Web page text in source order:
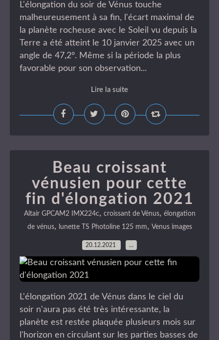
L'élongation du soir de Vénus touche
malheureusement à sa fin, l'écart maximal de
la planète rocheuse avec le Soleil vu depuis la
Terre a été atteint le 10 janvier 2025 avec un
angle de 47,2°. Même si la période la plus
favorable pour son observation...
Lire la suite
Beau croissant
vénusien pour cette
fin d'élongation 2021
Altair GPCAM2 IMX224c, croissant de Vénus, élongation
de vénus, lunette TS Photoline 125 mm, Venus images
20.12.2021 …
L'élongation 2021 de Vénus dans le ciel du
soir n'aura pas été très intéressante, la
planète est restée plaquée plusieurs mois sur
l'horizon en circulant sur les parties basses de